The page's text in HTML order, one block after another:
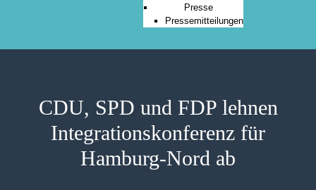
Presse
Pressemitteilungen
CDU, SPD und FDP lehnen
Integrationskonferenz für
Hamburg-Nord ab
NORDAKTUELL